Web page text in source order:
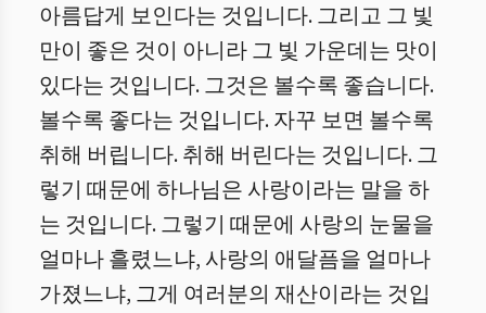
아름답게 보인다는 것입니다. 그리고 그 빛
만이 좋은 것이 아니라 그 빛 가운데는 맛이
있다는 것입니다. 그것은 볼수록 좋습니다.
볼수록 좋다는 것입니다. 자꾸 보면 볼수록
취해 버립니다. 취해 버린다는 것입니다. 그
렇기 때문에 하나님은 사랑이라는 말을 하
는 것입니다. 그렇기 때문에 사랑의 눈물을
얼마나 흘렸느냐, 사랑의 애달픔을 얼마나
가졌느냐, 그게 여러분의 재산이라는 것입